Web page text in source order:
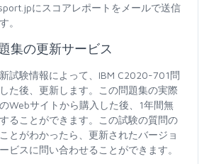
にスコアレポートをメールで送信
。
集の更新サービス
試験情報によって、IBM C2020-701問
た後、更新します。この問題集の実際
Webサイトから購入した後、1年間無
ることができます。この試験の質問の
とがわかったら、更新されたバージョ
ビスに問い合わせることができます。